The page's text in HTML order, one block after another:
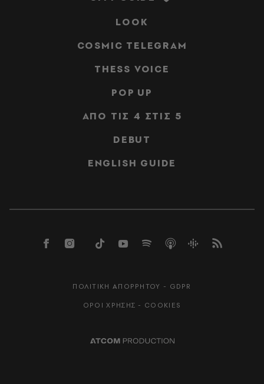
LOOK
COSMIC TELEGRAM
THESS VOICE
POP UP
ΑΠΟ ΤΙΣ 4 ΣΤΙΣ 5
DEBUT
ENGLISH GUIDE
ΠΟΛΙΤΙΚΗ ΑΠΟΡΡΗΤΟΥ - GDPR
ΟΡΟΙ ΧΡΗΣΗΣ - COOKIES